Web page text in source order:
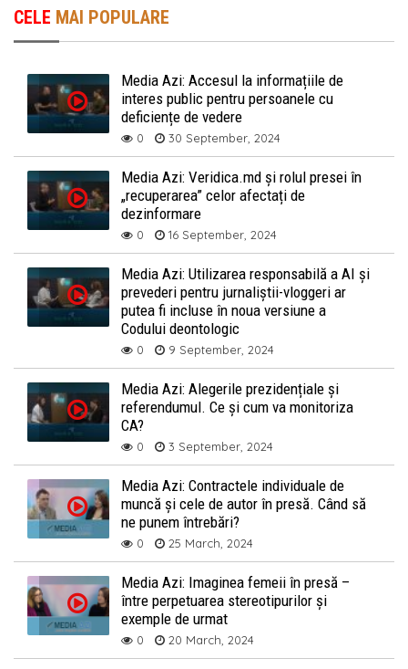
CELE MAI POPULARE
Media Azi: Accesul la informațiile de
interes public pentru persoanele cu
deficiențe de vedere
0 30 September, 2024
Media Azi: Veridica.md și rolul presei în
„recuperarea” celor afectați de
dezinformare
0 16 September, 2024
Media Azi: Utilizarea responsabilă a AI și
prevederi pentru jurnaliștii-vloggeri ar
putea fi incluse în noua versiune a
Codului deontologic
0 9 September, 2024
Media Azi: Alegerile prezidențiale și
referendumul. Ce și cum va monitoriza
CA?
0 3 September, 2024
Media Azi: Contractele individuale de
muncă și cele de autor în presă. Când să
ne punem întrebări?
0 25 March, 2024
Media Azi: Imaginea femeii în presă –
între perpetuarea stereotipurilor și
exemple de urmat
0 20 March, 2024